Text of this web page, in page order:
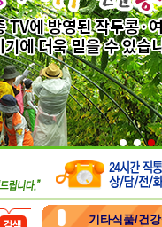
기타식품/건